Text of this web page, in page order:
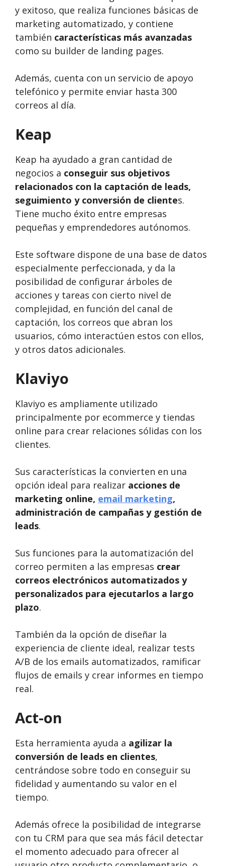
y exitoso, que realiza funciones básicas de
marketing automatizado, y contiene
también características más avanzadas
como su builder de landing pages.
Además, cuenta con un servicio de apoyo
telefónico y permite enviar hasta 300
correos al día.
Keap
Keap ha ayudado a gran cantidad de
negocios a conseguir sus objetivos
relacionados con la captación de leads,
seguimiento y conversión de clientes.
Tiene mucho éxito entre empresas
pequeñas y emprendedores autónomos.
Este software dispone de una base de datos
especialmente perfeccionada, y da la
posibilidad de configurar árboles de
acciones y tareas con cierto nivel de
complejidad, en función del canal de
captación, los correos que abran los
usuarios, cómo interactúen estos con ellos,
y otros datos adicionales.
Klaviyo
Klaviyo es ampliamente utilizado
principalmente por ecommerce y tiendas
online para crear relaciones sólidas con los
clientes.
Sus características la convierten en una
opción ideal para realizar acciones de
marketing online, email marketing,
administración de campañas y gestión de
leads.
Sus funciones para la automatización del
correo permiten a las empresas crear
correos electrónicos automatizados y
personalizados para ejecutarlos a largo
plazo.
También da la opción de diseñar la
experiencia de cliente ideal, realizar tests
A/B de los emails automatizados, ramificar
flujos de emails y crear informes en tiempo
real.
Act-on
Esta herramienta ayuda a agilizar la
conversión de leads en clientes,
centrándose sobre todo en conseguir su
fidelidad y aumentando su valor en el
tiempo.
Además ofrece la posibilidad de integrarse
con tu CRM para que sea más fácil detectar
el momento adecuado para ofrecer al